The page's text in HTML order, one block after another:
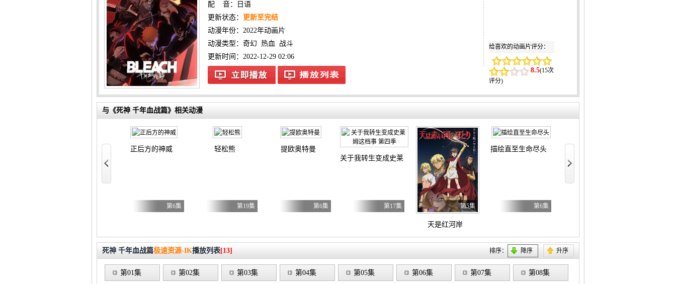
给喜欢的动画片评分：
8.5(15次
评分)
配 音：日语
更新状态：
更新至完结
动漫年份： 2022年动画片
动漫类型： 奇幻 热血
战斗
更新时间：2022-12-29 02:06
与《死神 千年血战篇》相关动漫
被追放的转生重骑士用游戏知识开无双
正后方的神威
第6集
轻松熊
第19集
提欧奥特曼
第6集
关于我转生变成史莱姆这档事 第四季
第17集
天是红河岸
第5集
描绘直至生命尽头
第6集
死神 千年血战篇极速资源-IK播放列表[13] 排序： 降序 升序
第01集 第02集 第03集 第04集 第05集 第06集 第07集 第08集